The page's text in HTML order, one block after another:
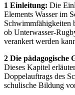
1 Einleitung: Die
Elements Wasser im
Schwimmfähigkeiten
ob Unterwasser-
verankert werden
2 Die pädagogische
Dieses Kapitel
Doppelauftrags des
schulische Bildung